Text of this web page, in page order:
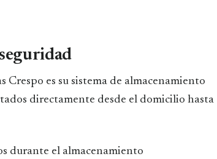
Crespo es su sistema de almacenamiento
directamente desde el domicilio hasta
durante el almacenamiento